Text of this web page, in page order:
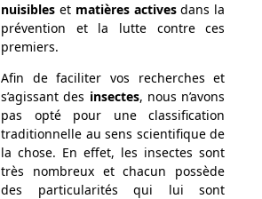
nuisibles et matières activesdans la
prévention et la lutte contre ces
premiers.
Afin de faciliter vos recherches et
s’agissant des insectes, nous n’avons
pas opté pour une classification
traditionnelle au sens scientifique de
la chose. En effet, les insectes sont
très nombreux et chacun possède
des particularités qui lui sont